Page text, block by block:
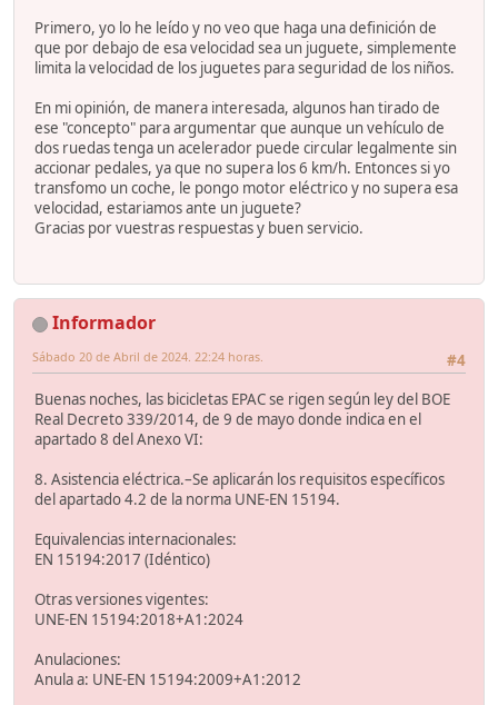
Primero, yo lo he leído y no veo que haga una definición de
que por debajo de esa velocidad sea un juguete, simplemente
limita la velocidad de los juguetes para seguridad de los niños.
En mi opinión, de manera interesada, algunos han tirado de
ese "concepto" para argumentar que aunque un vehículo de
dos ruedas tenga un acelerador puede circular legalmente sin
accionar pedales, ya que no supera los 6 km/h. Entonces si yo
transfomo un coche, le pongo motor eléctrico y no supera esa
velocidad, estariamos ante un juguete?
Gracias por vuestras respuestas y buen servicio.
Informador
#4
Sábado 20 de Abril de 2024. 22:24 horas.
Buenas noches, las bicicletas EPAC se rigen según ley del BOE
Real Decreto 339/2014, de 9 de mayo donde indica en el
apartado 8 del Anexo VI:
8. Asistencia eléctrica.–Se aplicarán los requisitos específicos
del apartado 4.2 de la norma UNE-EN 15194.
Equivalencias internacionales:
EN 15194:2017 (Idéntico)
Otras versiones vigentes:
UNE-EN 15194:2018+A1:2024
Anulaciones:
Anula a: UNE-EN 15194:2009+A1:2012